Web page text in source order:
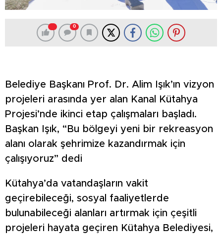
0
Belediye Başkanı Prof. Dr. Alim Işık’ın vizyon
projeleri arasında yer alan Kanal Kütahya
Projesi’nde ikinci etap çalışmaları başladı.
Başkan Işık, “Bu bölgeyi yeni bir rekreasyon
alanı olarak şehrimize kazandırmak için
çalışıyoruz” dedi
Kütahya’da vatandaşların vakit
geçirebileceği, sosyal faaliyetlerde
bulunabileceği alanları artırmak için çeşitli
projeleri hayata geçiren Kütahya Belediyesi,